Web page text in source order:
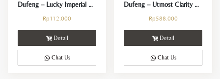
Dufeng – Lucky Imperial Horse String | CNY Collection
Rp112.000
Detail
Chat Us
Dufeng – Utmost Clarity Clear Quartz Crystal Bracelet
Rp588.000
Detail
Chat Us